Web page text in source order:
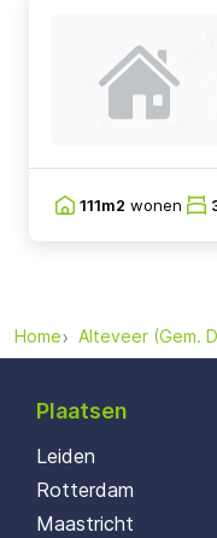
111m2 wonen
Home Alteveer (Gem.
Plaatsen
Leiden
Rotterdam
Maastricht